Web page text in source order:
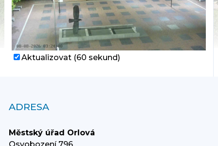
Aktualizovat (60 sekund)
ADRESA
Městský úřad Orlová
Osvobození 796